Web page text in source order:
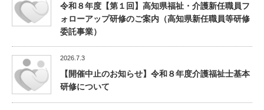
令和８年度【第１回】高知県福祉・介護新任職員フ
ォローアップ研修のご案内（高知県新任職員等研修
委託事業）
2026.7.3
【開催中止のお知らせ】令和８年度介護福祉士基本
研修について